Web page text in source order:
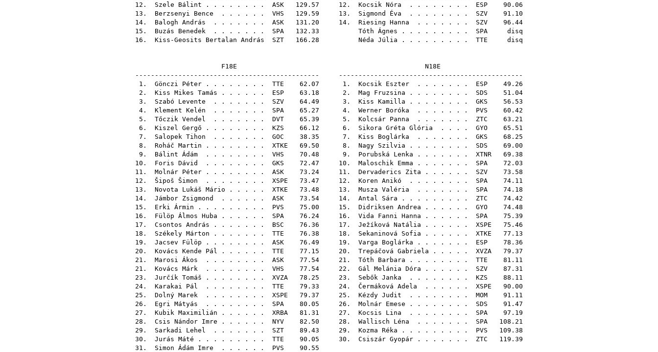
12. Szele Bálint . . . . . . . . ASK 129.57 12. Kocsik Nóra . . . . . . . . ESP 90.06
13. Berzsenyi Bence . . . . . . VHS 129.59 13. Sigmond Éva . . . . . . . . SZV 91.10
14. Balogh András . . . . . . . ASK 131.20 14. Riesing Hanna . . . . . . . SZV 96.44
15. Buzás Benedek . . . . . . . SPA 132.33 Tóth Ágnes . . . . . . . . . SPA disq
16. Kiss-Geosits Bertalan András SZT 166.28 Néda Júlia . . . . . . . . . TTE disq
F18E N18E
----------------------------------------------- -----------------------------------------------
1. Gönczi Péter . . . . . . . . TTE 62.07 1. Kocsik Eszter . . . . . . . ESP 49.26
2. Kiss Mikes Tamás . . . . . . ESP 63.18 2. Mag Fruzsina . . . . . . . . SDS 51.04
3. Szabó Levente . . . . . . . SZV 64.49 3. Kiss Kamilla . . . . . . . . GKS 56.53
4. Klement Kelén . . . . . . . SPA 65.27 4. Werner Boróka . . . . . . . PVS 60.42
5. Tőczik Vendel . . . . . . . DVT 65.39 5. Kolcsár Panna . . . . . . . ZTC 63.21
6. Kiszel Gergő . . . . . . . . KZS 66.12 6. Sikora Gréta Glória . . . . GYO 65.51
7. Salopek Tihon . . . . . . . GOC 38.35 7. Kiss Boglárka . . . . . . . GKS 68.25
8. Roháč Martin . . . . . . . . XTKE 69.50 8. Nagy Szilvia . . . . . . . . SDS 69.00
9. Bálint Ádám . . . . . . . . VHS 70.48 9. Porubská Lenka . . . . . . . XTNR 69.38
10. Foris Dávid . . . . . . . . GKS 72.47 10. Maloschik Emma . . . . . . . SPA 72.03
11. Molnár Péter . . . . . . . . ASK 73.24 11. Dervaderics Zita . . . . . . SZV 73.58
12. Šipoš Šimon . . . . . . . . XSPE 73.47 12. Koren Anikó . . . . . . . . SPA 74.11
13. Novota Lukáš Mário . . . . . XTKE 73.48 13. Musza Valéria . . . . . . . SPA 74.18
14. Jámbor Zsigmond . . . . . . ASK 73.54 14. Antal Sára . . . . . . . . . ZTC 74.42
15. Erki Ármin . . . . . . . . . PVS 75.00 15. Didriksen Andrea . . . . . . GYO 74.48
16. Fülöp Álmos Huba . . . . . . SPA 76.24 16. Vida Fanni Hanna . . . . . . SPA 75.39
17. Csontos András . . . . . . . BSC 76.36 17. Ježíková Natália . . . . . . XSPE 75.46
18. Székely Márton . . . . . . . TTE 76.38 18. Sekaninová Sofia . . . . . . XTKE 77.13
19. Jacsev Fülöp . . . . . . . . ASK 76.49 19. Varga Boglárka . . . . . . . ESP 78.36
20. Kovács Kende Pál . . . . . . TTE 77.15 20. Trepáčová Gabriela . . . . . XVZA 79.37
21. Marosi Ákos . . . . . . . . ASK 77.54 21. Tóth Barbara . . . . . . . . TTE 81.11
21. Kovács Márk . . . . . . . . VHS 77.54 22. Gál Melánia Dóra . . . . . . SZV 87.31
23. Jurčík Tomáš . . . . . . . . XVZA 78.25 23. Sebők Janka . . . . . . . . KZS 88.11
24. Karakai Pál . . . . . . . . TTE 79.33 24. Čermáková Adela . . . . . . XSPE 90.00
25. Dolný Marek . . . . . . . . XSPE 79.37 25. Kézdy Judit . . . . . . . . MOM 91.11
26. Egri Mátyás . . . . . . . . SPA 80.05 26. Molnár Emese . . . . . . . . SDS 91.47
27. Kubik Maximilián . . . . . . XRBA 81.31 27. Kocsis Lina . . . . . . . . SPA 97.19
28. Csis Nándor Imre . . . . . . NYV 82.50 28. Wallisch Léna . . . . . . . SPA 108.21
29. Sarkadi Lehel . . . . . . . SZT 89.43 29. Kozma Réka . . . . . . . . . PVS 109.38
30. Jurás Máté . . . . . . . . . TTE 90.05 30. Csiszár Gyopár . . . . . . . ZTC 119.39
31. Simon Ádám Imre . . . . . . PVS 90.55